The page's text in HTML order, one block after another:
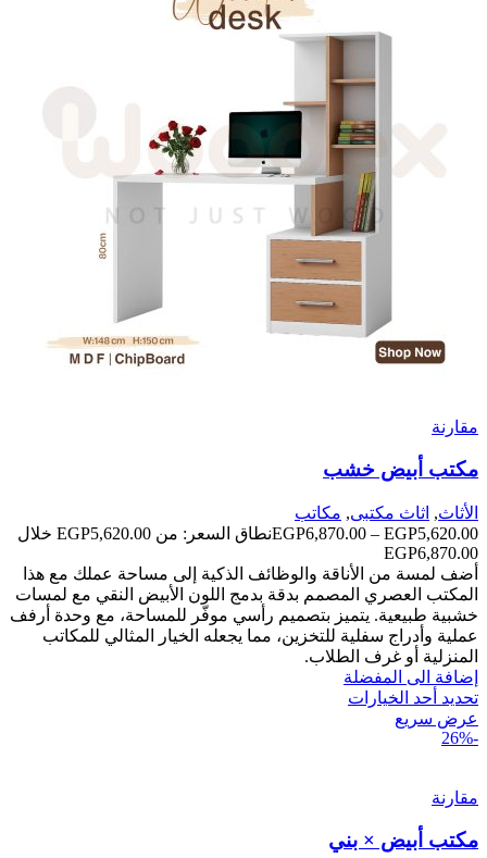
مقارنة
مكتب أبيض خشب
الأثاث, اثاث مكتبى, مكاتب
EGP5,620.00
–
EGP6,870.00
نطاق السعر: من ⁦EGP5,620.00⁩ خلال
أضف لمسة من الأناقة والوظائف الذكية إلى مساحة عملك مع هذا
المكتب العصري المصمم بدقة بدمج اللون الأبيض النقي مع لمسات
خشبية طبيعية. يتميز بتصميم رأسي موفّر للمساحة، مع وحدة أرفف
عملية وأدراج سفلية للتخزين، مما يجعله الخيار المثالي للمكاتب
المنزلية أو غرف الطلاب.
إضافة الى المفضلة
تحديد أحد الخيارات
عرض سريع
-26%
مقارنة
مكتب أبيض × بني